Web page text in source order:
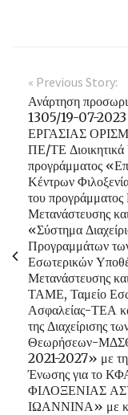
« Previous Story:
Ανάρτηση
1305/19-07-
ΕΡΓΑΣΙΑΣ
ΠΕ/ΤΕ Διοικητικά
προγράμματος
Κέντρων
του
Μετανάστευσης
«Σύστημα
Προγραμμάτων
Εσωτερικών
Μετανάστευσης
ΤΑΜΕ, Ταμείο
Ασφαλείας-ΤΕΑ
της Διαχείρισης
Θεωρήσεων-ΜΔΣΘ)
2021-2027» με
Ένωσης για το
ΦΙΛΟΞΕΝΙΑΣ
ΙΩΑΝΝΙΝΑ» με